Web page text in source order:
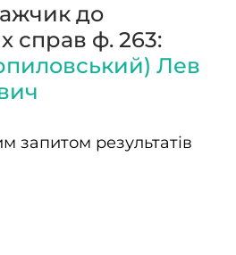
до
справ ф. 263:
Лев
запитом результатів